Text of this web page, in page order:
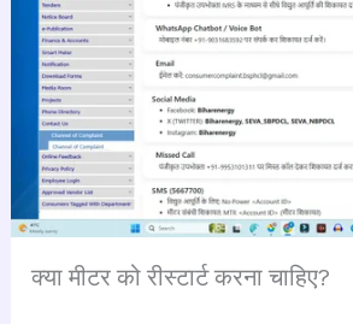
क्या मीटर को रीस्टार्ट करना चाहिए?